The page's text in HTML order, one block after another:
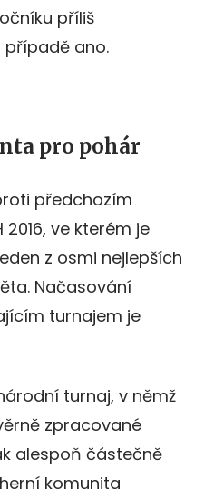
příliš
případě ano.
pro pohár
předchozím
ve kterém je
z osmi nejlepších
Načasování
turnajem je
turnaj, v němž
zpracované
alespoň částečně
komunita